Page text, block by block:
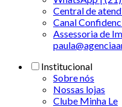
Central de
Canal
Assessoria de
Institucional
Sobre nós
Nossas lojas
Clube Minha Le